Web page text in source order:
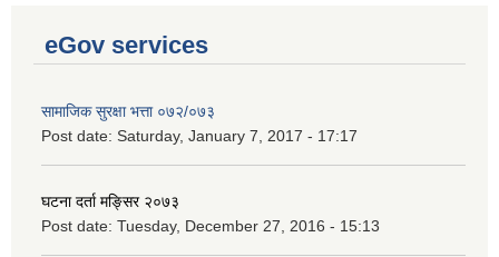
eGov services
सामाजिक सुरक्षा भत्ता ०७२/०७३
Post date: Saturday, January 7, 2017 - 17:17
घटना दर्ता मङ्सिर २०७३
Post date: Tuesday, December 27, 2016 - 15:13